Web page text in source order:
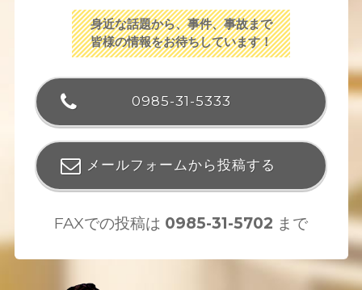
身近な話題から、事件、事故まで
皆様の情報をお待ちしています！
0985-31-5333
メールフォームから投稿する
FAXでの投稿は 0985-31-5702 まで